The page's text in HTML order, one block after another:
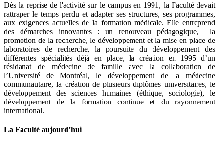
Dès la reprise de l'activité sur le campus en 1991, la Faculté devait
rattraper le temps perdu et adapter ses structures, ses programmes,
aux exigences actuelles de la formation médicale. Elle entreprend
des démarches innovantes : un renouveau pédagogique, la
promotion de la recherche, le développement et la mise en place de
laboratoires de recherche, la poursuite du développement des
différentes spécialités déjà en place, la création en 1995 d’un
résidanat de médecine de famille avec la collaboration de
l’Université de Montréal, le développement de la médecine
communautaire, la création de plusieurs diplômes universitaires, le
développement des sciences humaines (éthique, sociologie), le
développement de la formation continue et du rayonnement
international.
La Faculté aujourd’hui